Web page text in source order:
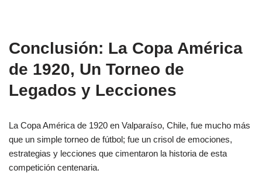
Conclusión: La Copa América
de 1920, Un Torneo de
Legados y Lecciones
La Copa América de 1920 en Valparaíso, Chile, fue mucho más
que un simple torneo de fútbol; fue un crisol de emociones,
estrategias y lecciones que cimentaron la historia de esta
competición centenaria.